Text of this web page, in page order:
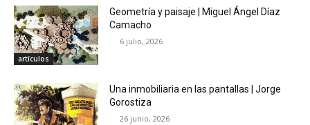
artículos
Geometría y paisaje | Miguel Ángel Díaz
Camacho
6 julio, 2026
Una inmobiliaria en las pantallas | Jorge
Gorostiza
26 junio, 2026